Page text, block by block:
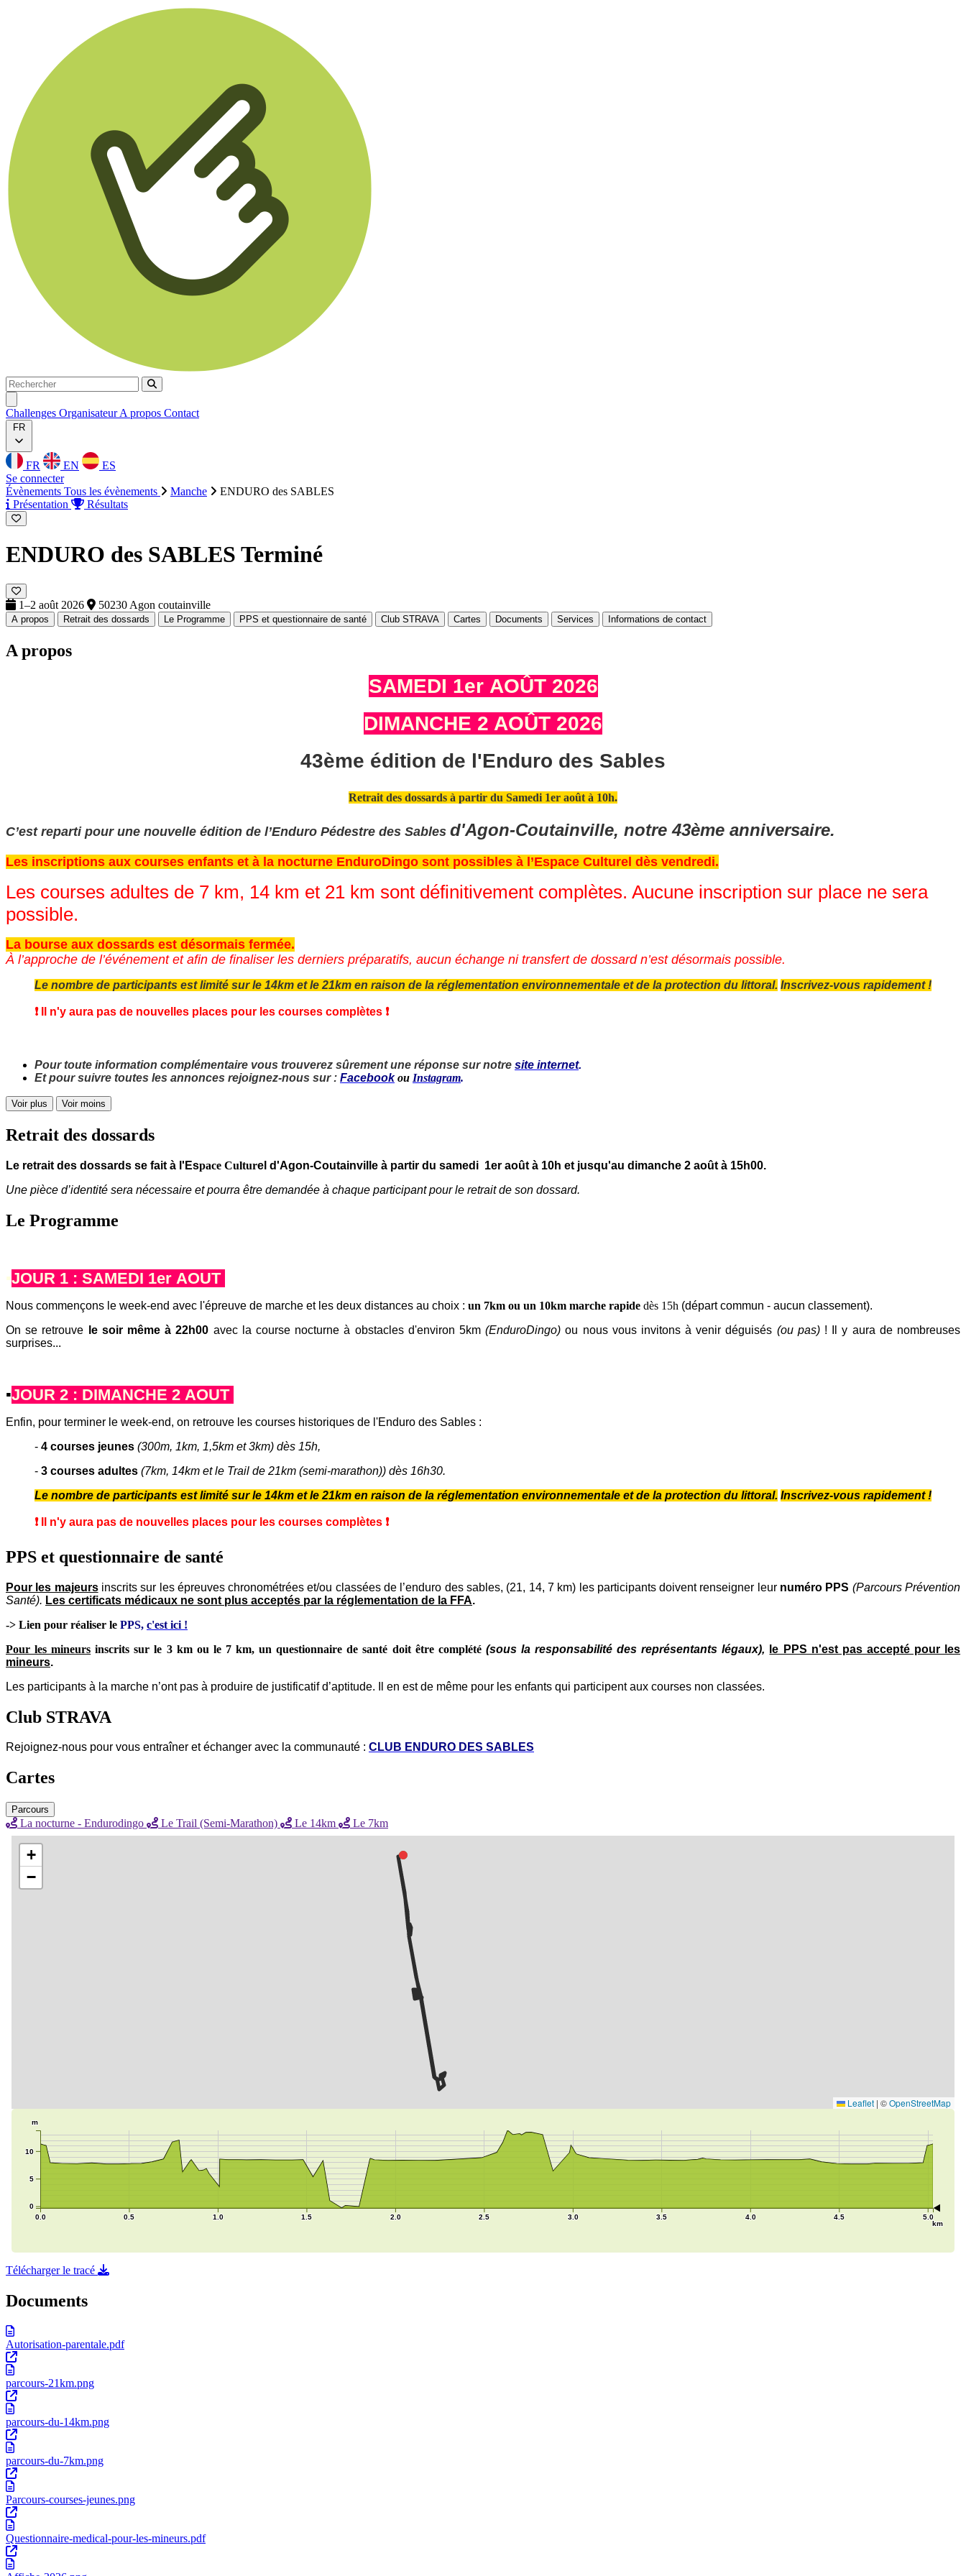
Rechercher
Rechercher
Challenges OrganisateurA propos Contact
FR
FR EN
ES
Se connecter
Évènements Tous les évènements Manche
ENDURO des SABLES
Présentation
Résultats
ENDURO des SABLES Terminé
1–2 août 2026 50230 Agon coutainville
A propos Retrait des dossards Le Programme PPS et questionnaire de santé Club STRAVA Cartes Documents Services Informations de contact
A propos
SAMEDI 1er AOÛT 2026
DIMANCHE 2 AOÛT 2026
43ème édition de l'Enduro des Sables
Retrait des dossards à partir du Samedi 1er août à 10h.
C’est reparti pour une nouvelle édition de l’Enduro Pédestre des Sables d'Agon-Coutainville, notre 43ème anniversaire.
Les inscriptions aux courses enfants et à la nocturne EnduroDingo sont possibles à l’Espace Culturel dès vendredi.
Les courses adultes de 7 km, 14 km et 21 km sont définitivement complètes. Aucune inscription sur place ne sera
possible.
La bourse aux dossards est désormais fermée.
À l’approche de l’événement et afin de finaliser les derniers préparatifs, aucun échange ni transfert de dossard n’est désormais possible.
Le nombre de participants est limité sur le 14km et le 21km en raison de la réglementation environnementale et de la protection du littoral. Inscrivez-vous rapidement !
❗️ Il n'y aura pas de nouvelles places pour les courses complètes ❗️
Pour toute information complémentaire vous trouverez sûrement une réponse sur notre site internet.
Et pour suivre toutes les annonces rejoignez-nous sur : Facebook ou Instagram.
Voir plus Voir moins
Retrait des dossards
Le retrait des dossards se fait à l'Espace Culturel d'Agon-Coutainville à partir du samedi 1er août à 10h et jusqu'au dimanche 2 août à 15h00.
Une pièce d’identité sera nécessaire et pourra être demandée à chaque participant pour le retrait de son dossard.
Le Programme
▪️JOUR 1 : SAMEDI 1er AOUT
Nous commençons le week-end avec l'épreuve de marche et les deux distances au choix : un 7km ou un 10km marche rapide dès 15h (départ commun - aucun classement).
On se retrouve
le soir même à 22h00 avec la course nocturne à obstacles d'environ 5km(EnduroDingo) ou nous vous invitons à venir déguisés (ou pas)! Il y aura de nombreuses
surprises...
▪️JOUR 2 : DIMANCHE 2 AOUT
Enfin, pour terminer le week-end, on retrouve les courses historiques de l'Enduro des Sables :
- 4 courses jeunes (300m, 1km, 1,5km et 3km) dès 15h,
- 3 courses adultes (7km, 14km et le Trail de 21km (semi-marathon)) dès 16h30.
Le nombre de participants est limité sur le 14km et le 21km en raison de la réglementation environnementale et de la protection du littoral. Inscrivez-vous rapidement !
❗️ Il n'y aura pas de nouvelles places pour les courses complètes ❗️
PPS et questionnaire de santé
Pour les majeursinscrits sur les épreuves chronométrées et/ou classées de l’enduro des sables, (21, 14, 7 km) les participants doivent renseigner leur numéro PPS (Parcours Prévention
Santé). Les certificats médicaux ne sont plus acceptés par la réglementation de la FFA.
-> Lien pour réaliser le PPS, c'est ici !
Pour les mineurs inscrits sur le 3 km ou le 7 km, un questionnaire de santé doit être complété (sous la responsabilité des représentants légaux),
le PPS n'est pas accepté pour les
mineurs.
Les participants à la marche n’ont pas à produire de justificatif d’aptitude. Il en est de même pour les enfants qui participent aux courses non classées.
Club STRAVA
Rejoignez-nous pour vous entraîner et échanger avec la communauté : CLUB ENDURO DES SABLES
Cartes
Parcours
La nocturne - Endurodingo Le Trail (Semi-Marathon) Le 14km Le 7km
Télécharger le tracé
Documents
Autorisation-parentale.pdf
parcours-21km.png
parcours-du-14km.png
parcours-du-7km.png
Parcours-courses-jeunes.png
Questionnaire-medical-pour-les-mineurs.pdf